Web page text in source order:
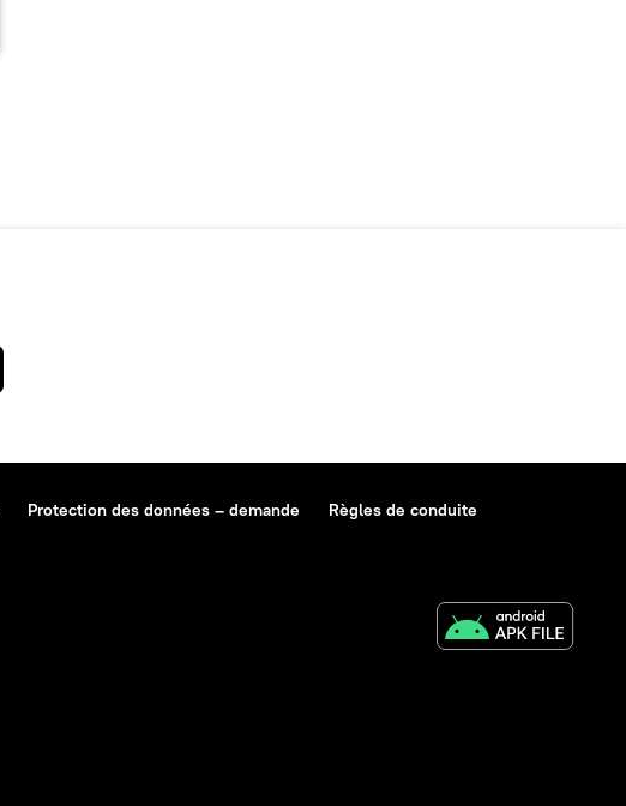
Protection des données – demande
Règles de conduite